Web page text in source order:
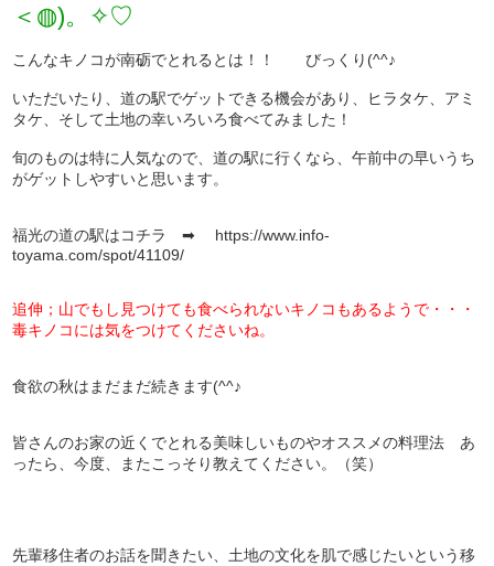
＜◍)。✧♡
こんなキノコが南砺でとれるとは！！ びっくり(^^♪
いただいたり、道の駅でゲットできる機会があり、ヒラタケ、アミ
タケ、そして土地の幸いろいろ食べてみました！
旬のものは特に人気なので、道の駅に行くなら、午前中の早いうち
がゲットしやすいと思います。
福光の道の駅はコチラ ➡ https://www.info-
toyama.com/spot/41109/
追伸；山でもし見つけても食べられないキノコもあるようで・・・
毒キノコには気をつけてくださいね。
食欲の秋はまだまだ続きます(^^♪
皆さんのお家の近くでとれる美味しいものやオススメの料理法 あ
ったら、今度、またこっそり教えてください。（笑）
先輩移住者のお話を聞きたい、土地の文化を肌で感じたいという移